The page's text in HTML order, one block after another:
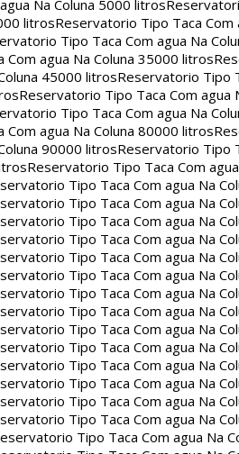
Na Coluna 5000 litros
litrosReservatorio Tipo Taca Com
Tipo Taca Com agua Na
agua Na Coluna 35000 litros
45000 litrosReservatorio Tipo
Reservatorio Tipo Taca Com agua
Tipo Taca Com agua Na
agua Na Coluna 80000 litros
90000 litrosReservatorio Tipo
Reservatorio Tipo Taca Com
Tipo Taca Com agua Na
Tipo Taca Com agua Na
Tipo Taca Com agua Na
Tipo Taca Com agua Na
Tipo Taca Com agua Na
Tipo Taca Com agua Na
Tipo Taca Com agua Na
Tipo Taca Com agua Na
Tipo Taca Com agua Na
Tipo Taca Com agua Na
Tipo Taca Com agua Na
Tipo Taca Com agua Na
Tipo Taca Com agua Na
Tipo Taca Com agua Na
Tipo Taca Com agua Na